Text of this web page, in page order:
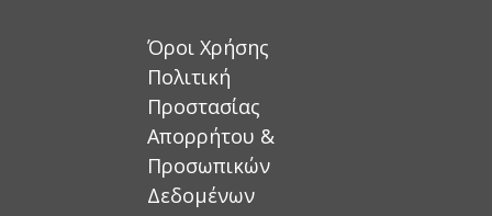
Όροι Χρήσης
Πολιτική
Προστασίας
Απορρήτου &
Προσωπικών
Δεδομένων